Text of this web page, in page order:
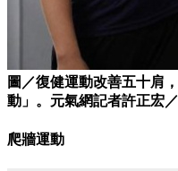
圖／復健運動改善五十肩
動」。元氣網記者許正宏
爬牆運動